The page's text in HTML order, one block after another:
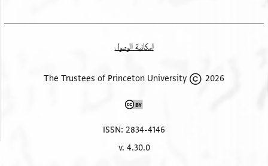
إمكانية الوصول
2026 The Trustees of Princeton University
ISSN: 2834-4146
v. 4.30.0